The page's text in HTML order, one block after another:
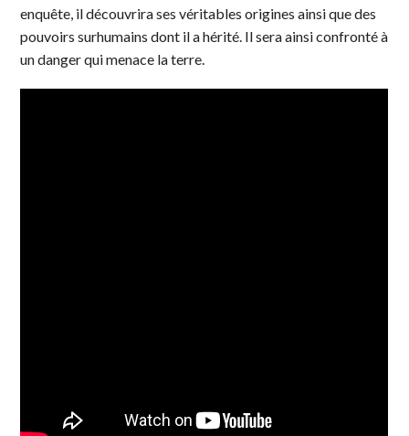
enquête, il découvrira ses véritables origines ainsi que des
pouvoirs surhumains dont il a hérité. Il sera ainsi confronté à
un danger qui menace la terre.